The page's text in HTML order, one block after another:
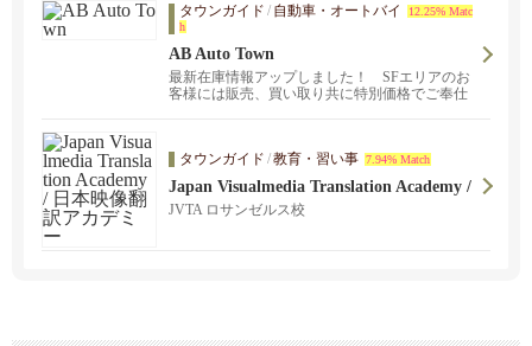
タウンガイド / 自動車・オートバイ
12.25% Matc
h
AB Auto Town
最新在庫情報アップしました！ SFエリアのお
客様には販売、買い取り共に特別価格でご奉仕
タウンガイド /教育・習い事 7.94% Match
Japan Visualmedia Translation Academy /
日本映像翻訳アカデミー
JVTA ロサンゼルス校